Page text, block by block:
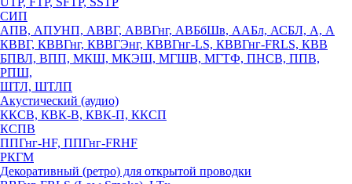
СИП
АПВ, АПУНП, АВВГ, АВВГнг, АВБбШв, ААБл, АСБЛ, А, А
КВВГ, КВВГнг, КВВГЭнг, КВВГнг-LS, КВВГнг-FRLS, КВВ
БПВЛ, ВПП, МКШ, МКЭШ, МГШВ, МГТФ, ПНСВ, ППВ,
РПШ,
ШТЛ, ШТЛП
Акустический (аудио)
ККСВ, КВК-В, КВК-П, ККСП
КСПВ
ППГнг-HF, ППГнг-FRHF
РКГМ
Декоративный (ретро) для открытой проводки